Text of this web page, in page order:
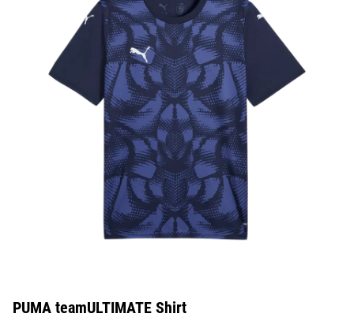
PUMA teamULTIMATE Shirt